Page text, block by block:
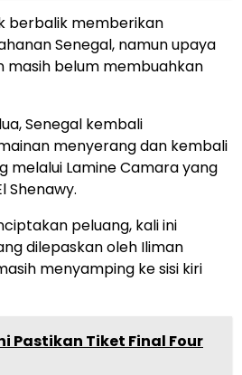
berbalik memberikan
Senegal, namun upaya
masih belum membuahkan
Senegal kembali
menyerang dan kembali
melalui Lamine Camara yang
Shenawy.
peluang, kali ini
dilepaskan oleh Iliman
menyamping ke sisi kiri
Pastikan Tiket Final Four